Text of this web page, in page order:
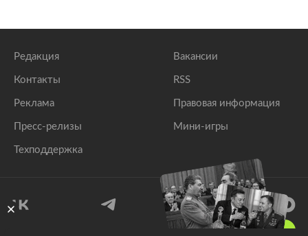
Редакция
Контакты
Реклама
Пресс-релизы
Техподдержка
Вакансии
RSS
Правовая информация
Мини-игры